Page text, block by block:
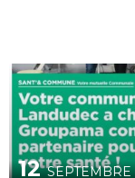
12SEPTEMBRE